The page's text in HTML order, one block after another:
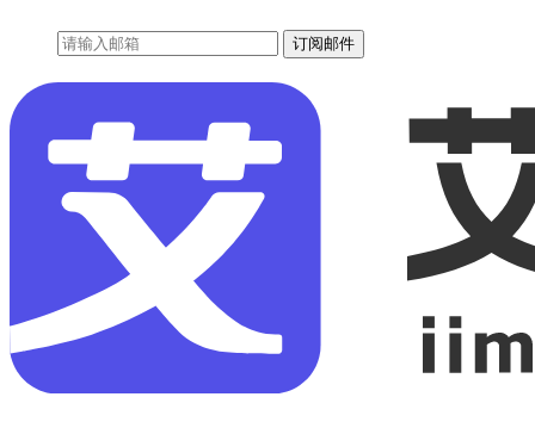
订阅邮件